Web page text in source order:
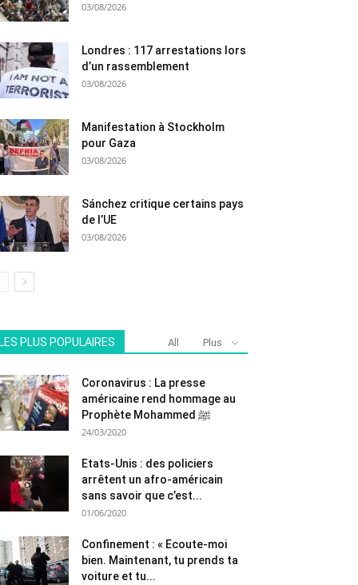
03/08/2026
Londres : 117 arrestations lors
d’un rassemblement
03/08/2026
Manifestation à Stockholm
pour Gaza
03/08/2026
Sánchez critique certains pays
de l’UE
03/08/2026
LES PLUS POPULAIRES All Plus
Coronavirus : La presse
américaine rend hommage au
Prophète Mohammed ﷺ
24/03/2020
Etats-Unis : des policiers
arrêtent un afro-américain
sans savoir que c’est...
01/06/2020
Confinement : « Ecoute-moi
bien. Maintenant, tu prends ta
voiture et tu...